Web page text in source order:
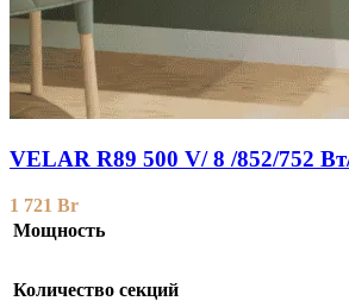
VELAR R89 500 V/ 8 /852/752
1 721 Br
Мощность
Количество секций